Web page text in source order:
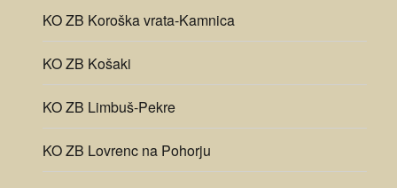
KO ZB Koroška vrata-Kamnica
KO ZB Košaki
KO ZB Limbuš-Pekre
KO ZB Lovrenc na Pohorju